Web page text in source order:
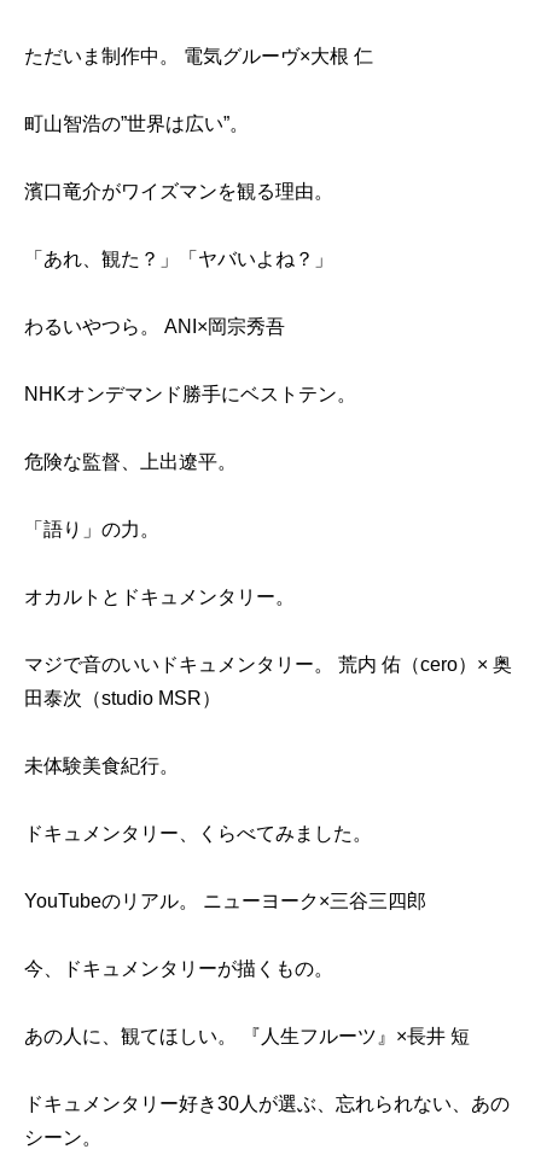
ただいま制作中。 電気グルーヴ×大根 仁
町山智浩の”世界は広い”。
濱口竜介がワイズマンを観る理由。
「あれ、観た？」「ヤバいよね？」
わるいやつら。 ANI×岡宗秀吾
NHKオンデマンド勝手にベストテン。
危険な監督、上出遼平。
「語り」の力。
オカルトとドキュメンタリー。
マジで音のいいドキュメンタリー。 荒内 佑（cero）× 奥
田泰次（studio MSR）
未体験美食紀行。
ドキュメンタリー、くらべてみました。
YouTubeのリアル。 ニューヨーク×三谷三四郎
今、ドキュメンタリーが描くもの。
あの人に、観てほしい。 『人生フルーツ』×長井 短
ドキュメンタリー好き30人が選ぶ、忘れられない、あの
シーン。